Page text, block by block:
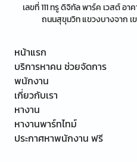
เลขที่ 111 ทรู ดิจิทัล พาร์ค เวสต์ อ
ถนนสุขุมวิท แขวงบางจาก เ
หน้าแรก
บริการหาคน ช่วยจัดการ
พนักงาน
เกี่ยวกับเรา
หางาน
หางานพาร์ทไทม์
ประกาศหาพนักงาน ฟรี